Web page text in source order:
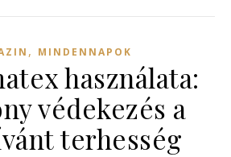
, MINDENNAPOK
használata:
védekezés a
terhesség